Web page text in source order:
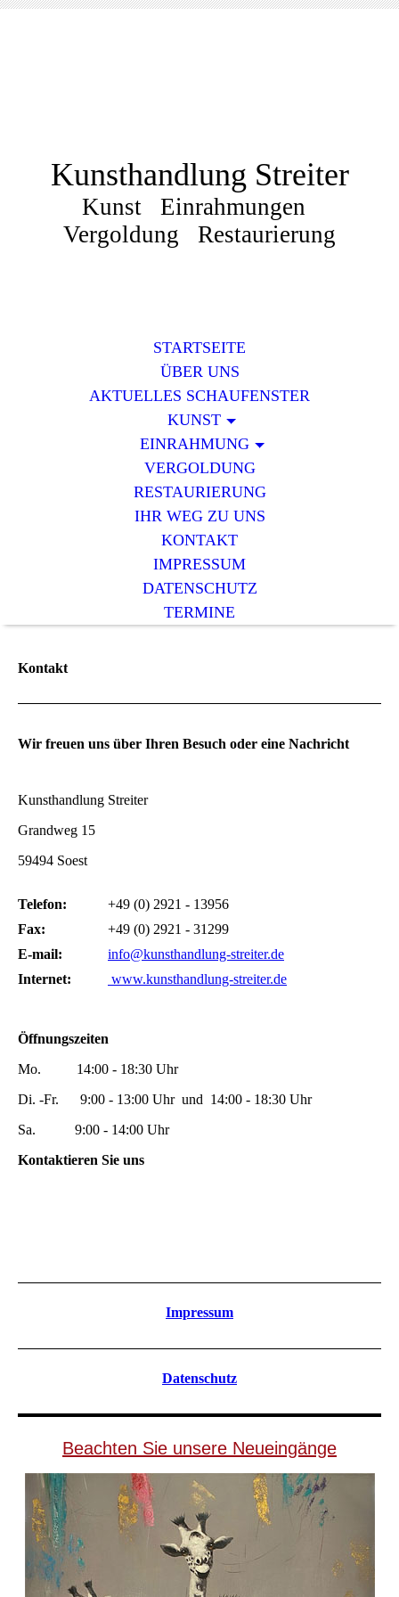
Kunsthandlung Streiter
Kunst Einrahmungen
Vergoldung Restaurierung
STARTSEITE
ÜBER UNS
AKTUELLES SCHAUFENSTER
KUNST
EINRAHMUNG
VERGOLDUNG
RESTAURIERUNG
IHR WEG ZU UNS
KONTAKT
IMPRESSUM
DATENSCHUTZ
TERMINE
Kontakt
Wir freuen uns über Ihren Besuch oder eine Nachricht
Kunsthandlung Streiter
Grandweg 15
59494 Soest
Telefon:
+49 (0) 2921 - 13956
Fax:
+49 (0) 2921 - 31299
E-mail:
info@kunsthandlung-streiter.de
Internet:
www.kunsthandlung-streiter.de
Öffnungszeiten
Mo. 14:00 - 18:30 Uhr
Di. -Fr. 9:00 - 13:00 Uhr und 14:00 - 18:30 Uhr
Sa. 9:00 - 14:00 Uhr
Kontaktieren Sie uns
Impressum
Datenschutz
Beachten Sie unsere Neueingänge